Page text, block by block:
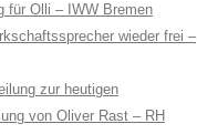
für Olli – IWW Bremen
wieder frei –
zur heutigen
von Oliver Rast – RH